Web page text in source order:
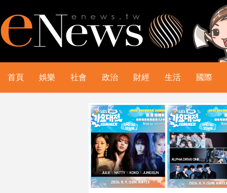
首頁 娛樂 社會 政治 財經 生活 國際